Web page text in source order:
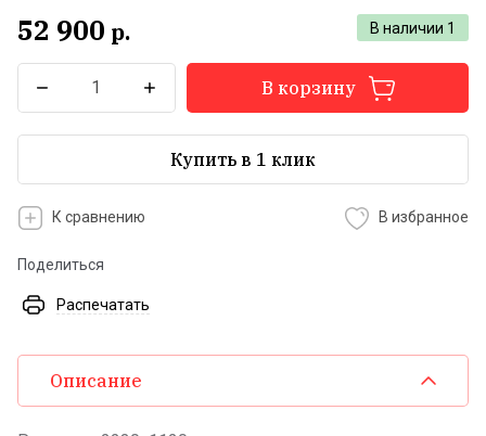
В наличии 1
52 900 р.
В корзину
Купить в 1 клик
К сравнению В избранное
Поделиться
Распечатать
Описание